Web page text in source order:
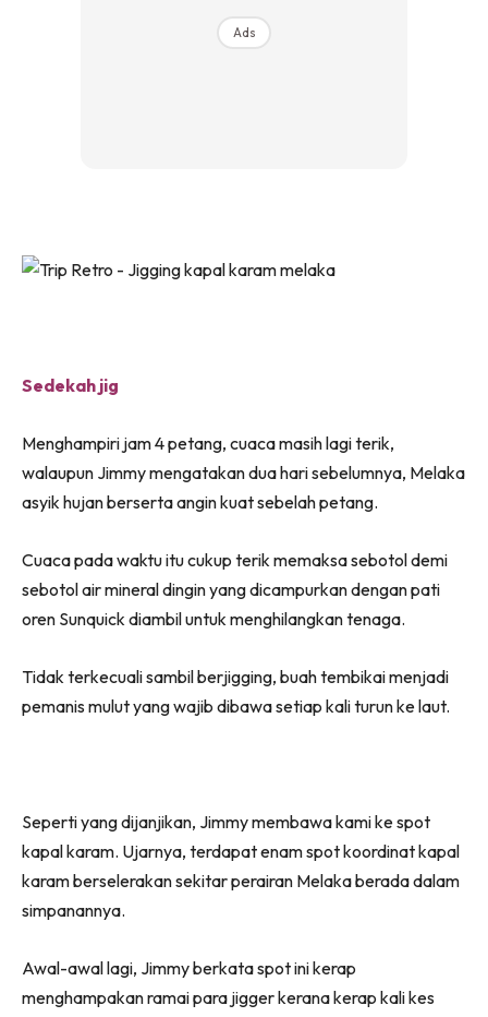
Ads
Sedekah jig
Menghampiri jam 4 petang, cuaca masih lagi terik,
walaupun Jimmy mengatakan dua hari sebelumnya, Melaka
asyik hujan berserta angin kuat sebelah petang.
Cuaca pada waktu itu cukup terik memaksa sebotol demi
sebotol air mineral dingin yang dicampurkan dengan pati
oren Sunquick diambil untuk menghilangkan tenaga.
Tidak terkecuali sambil berjigging, buah tembikai menjadi
pemanis mulut yang wajib dibawa setiap kali turun ke laut.
Seperti yang dijanjikan, Jimmy membawa kami ke spot
kapal karam. Ujarnya, terdapat enam spot koordinat kapal
karam berselerakan sekitar perairan Melaka berada dalam
simpanannya.
Awal-awal lagi, Jimmy berkata spot ini kerap
menghampakan ramai para jigger kerana kerap kali kes